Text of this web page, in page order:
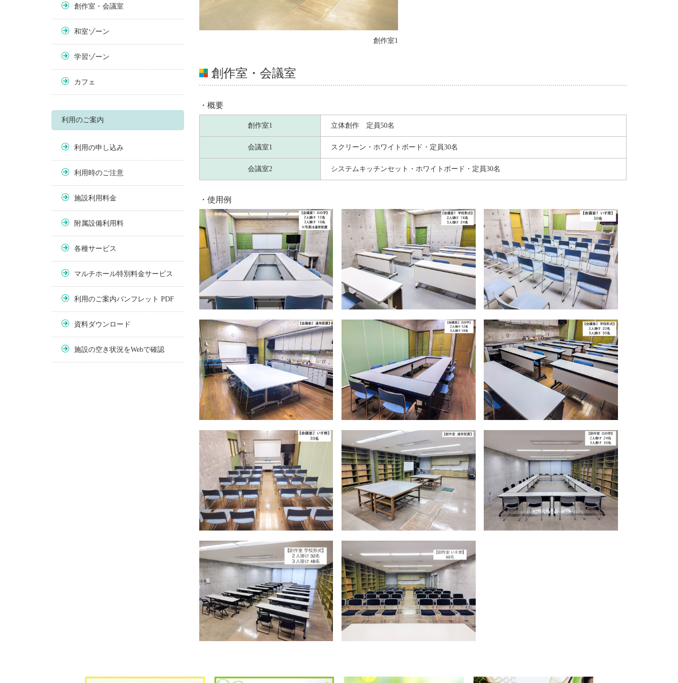
創作室・会議室
和室ゾーン
学習ゾーン
カフェ
利用のご案内
利用の申し込み
利用時のご注意
施設利用料金
附属設備利用料
各種サービス
マルチホール特別料金サービス
利用のご案内パンフレット PDF
資料ダウンロード
施設の空き状況をWebで確認
創作室1
創作室・会議室
・概要
創作室1 立体創作 定員50名
会議室1 スクリーン・ホワイトボード・定員30名
会議室2 システムキッチンセット・ホワイトボード・定員30名
・使用例